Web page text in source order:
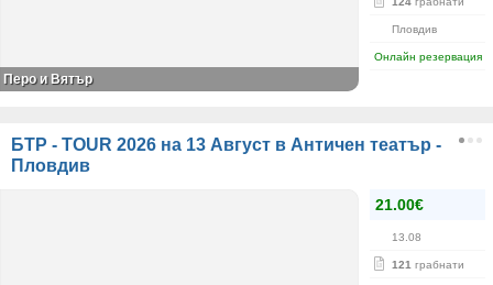
Пловдив
Онлайн резервация
Перо и Вятър
БТР - TOUR 2026 на 13 Август в Античен театър -
Пловдив
21.00€
13.08
121 грабнати